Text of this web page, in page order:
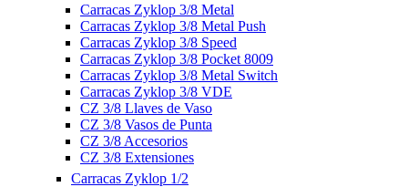
Carracas Zyklop 3/8 Metal
Carracas Zyklop 3/8 Metal Push
Carracas Zyklop 3/8 Speed
Carracas Zyklop 3/8 Pocket 8009
Carracas Zyklop 3/8 Metal Switch
Carracas Zyklop 3/8 VDE
CZ 3/8 Llaves de Vaso
CZ 3/8 Vasos de Punta
CZ 3/8 Accesorios
CZ 3/8 Extensiones
Carracas Zyklop 1/2